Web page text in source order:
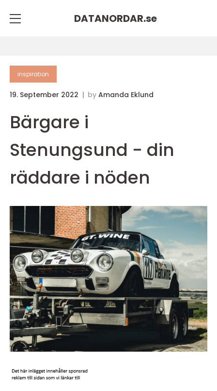
DATANORDAR.se
inspiration
19. September 2022 by Amanda Eklund
Bärgare i
Stenungsund - din
räddare i nöden